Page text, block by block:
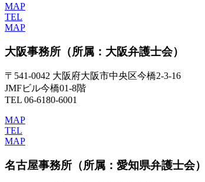
MAP
TEL
MAP
大阪事務所 （所属：大阪弁護士会）
〒541-0042 大阪府大阪市中央区今橋2-3-16
JMFビル今橋01-8階
TEL 06-6180-6001
MAP
TEL
MAP
名古屋事務所 （所属：愛知県弁護士会）